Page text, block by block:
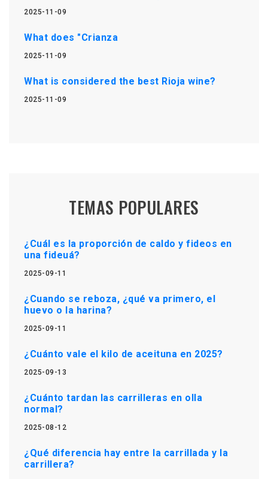
2025-11-09
What does "Crianza
2025-11-09
What is considered the best Rioja wine?
2025-11-09
TEMAS POPULARES
¿Cuál es la proporción de caldo y fideos en
una fideuá?
2025-09-11
¿Cuando se reboza, ¿qué va primero, el
huevo o la harina?
2025-09-11
¿Cuánto vale el kilo de aceituna en 2025?
2025-09-13
¿Cuánto tardan las carrilleras en olla
normal?
2025-08-12
¿Qué diferencia hay entre la carrillada y la
carrillera?